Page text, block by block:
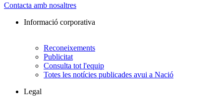
Contacta amb nosaltres
Informació corporativa
Reconeixements
Publicitat
Consulta tot l'equip
Totes les notícies publicades avui a Nació
Legal